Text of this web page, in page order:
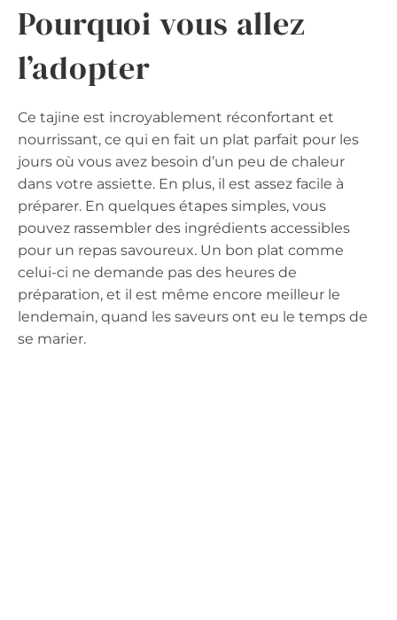
Pourquoi vous allez
l’adopter
Ce tajine est incroyablement réconfortant et
nourrissant, ce qui en fait un plat parfait pour les
jours où vous avez besoin d’un peu de chaleur
dans votre assiette. En plus, il est assez facile à
préparer. En quelques étapes simples, vous
pouvez rassembler des ingrédients accessibles
pour un repas savoureux. Un bon plat comme
celui-ci ne demande pas des heures de
préparation, et il est même encore meilleur le
lendemain, quand les saveurs ont eu le temps de
se marier.